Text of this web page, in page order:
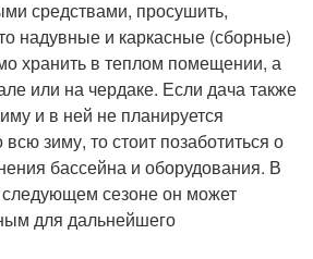
средствами, просушить,
надувные и каркасные (сборные)
хранить в теплом помещении, а
или на чердаке. Если дача также
и в ней не планируется
зиму, то стоит позаботиться о
бассейна и оборудования. В
сезоне он может
для дальнейшего